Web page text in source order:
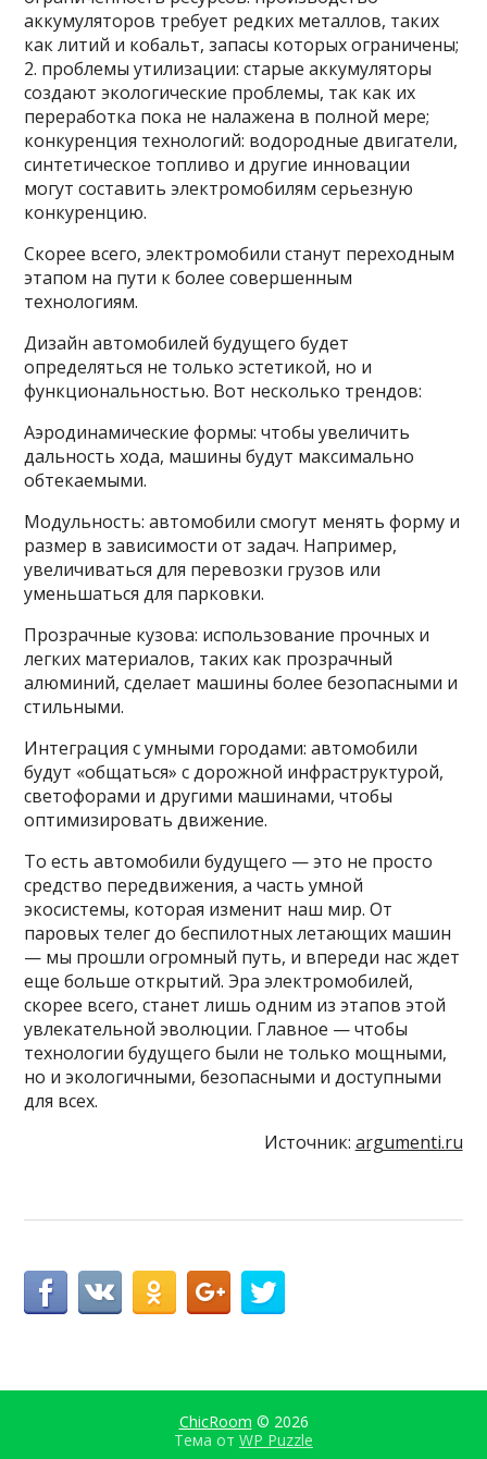
аккумуляторов требует редких металлов, таких
как литий и кобальт, запасы которых ограничены;
2. проблемы утилизации: старые аккумуляторы
создают экологические проблемы, так как их
переработка пока не налажена в полной мере;
конкуренция технологий: водородные двигатели,
синтетическое топливо и другие инновации
могут составить электромобилям серьезную
конкуренцию.
Скорее всего, электромобили станут переходным
этапом на пути к более совершенным
технологиям.
Дизайн автомобилей будущего будет
определяться не только эстетикой, но и
функциональностью. Вот несколько трендов:
Аэродинамические формы: чтобы увеличить
дальность хода, машины будут максимально
обтекаемыми.
Модульность: автомобили смогут менять форму и
размер в зависимости от задач. Например,
увеличиваться для перевозки грузов или
уменьшаться для парковки.
Прозрачные кузова: использование прочных и
легких материалов, таких как прозрачный
алюминий, сделает машины более безопасными и
стильными.
Интеграция с умными городами: автомобили
будут «общаться» с дорожной инфраструктурой,
светофорами и другими машинами, чтобы
оптимизировать движение.
То есть автомобили будущего — это не просто
средство передвижения, а часть умной
экосистемы, которая изменит наш мир. От
паровых телег до беспилотных летающих машин
— мы прошли огромный путь, и впереди нас ждет
еще больше открытий. Эра электромобилей,
скорее всего, станет лишь одним из этапов этой
увлекательной эволюции. Главное — чтобы
технологии будущего были не только мощными,
но и экологичными, безопасными и доступными
для всех.
Источник: argumenti.ru
ChicRoom © 2026
Тема от WP Puzzle